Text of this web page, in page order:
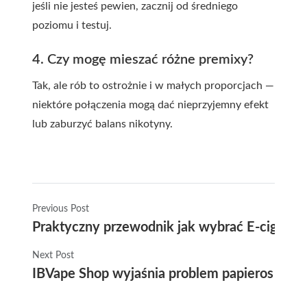
jeśli nie jesteś pewien, zacznij od średniego
poziomu i testuj.
4. Czy mogę mieszać różne premixy?
Tak, ale rób to ostrożnie i w małych proporcjach —
niektóre połączenia mogą dać nieprzyjemny efekt
lub zaburzyć balans nikotyny.
Previous Post
Praktyczny przewodnik jak wybrać E-
Next Post
IBVape Shop wyjaśnia problem papieros